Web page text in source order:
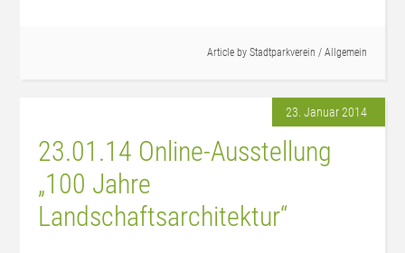
Article by Stadtparkverein / Allgemein
23. Januar 2014
23.01.14 Online-Ausstellung
„100 Jahre
Landschaftsarchitektur“